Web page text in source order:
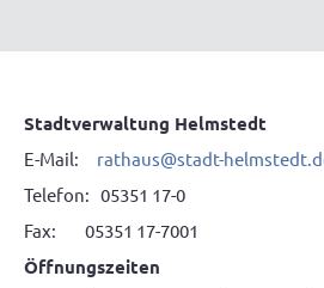
Stadtverwaltung Helmstedt
E-Mail: rathaus@stadt-
Telefon: 05351 17-0
Fax: 05351 17-7001
Öffnungszeiten